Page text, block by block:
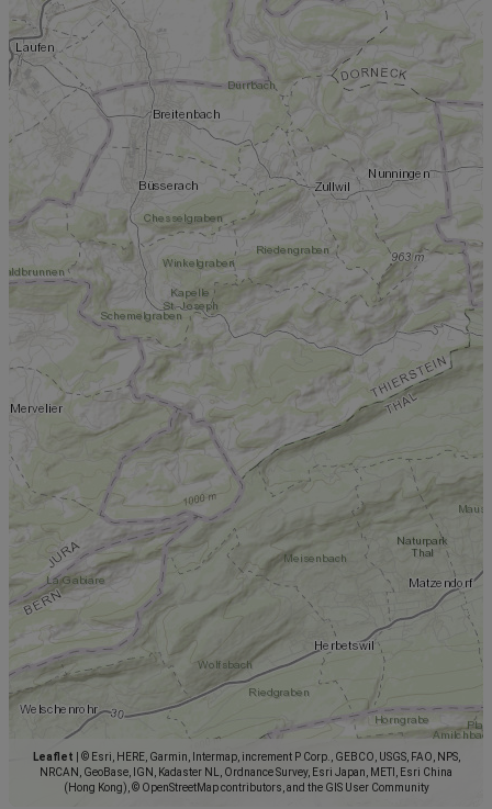
Leaflet
© Esri, HERE, Garmin, Intermap, increment P Corp., GEBCO, USGS, FAO, NPS,
NRCAN, GeoBase, IGN, Kadaster NL, Ordnance Survey, Esri Japan, METI, Esri China
(Hong Kong), © OpenStreetMap contributors, and the GIS User Community